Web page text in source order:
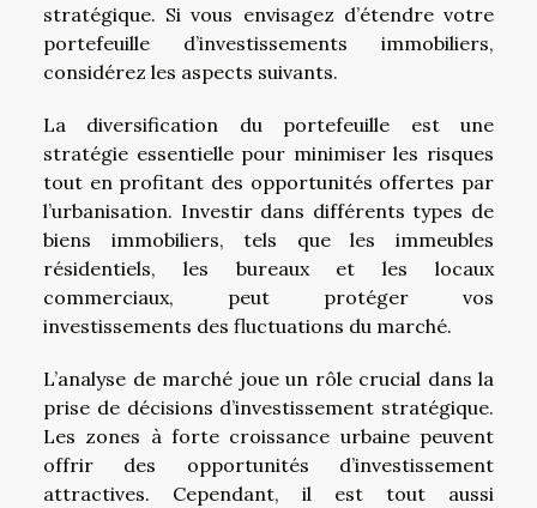
stratégique. Si vous envisagez d’étendre votre
portefeuille d’investissements immobiliers,
considérez les aspects suivants.
La diversification du portefeuille est une
stratégie essentielle pour minimiser les risques
tout en profitant des opportunités offertes par
l’urbanisation. Investir dans différents types de
biens immobiliers, tels que les immeubles
résidentiels, les bureaux et les locaux
commerciaux, peut protéger vos
investissements des fluctuations du marché.
L’analyse de marché joue un rôle crucial dans la
prise de décisions d’investissement stratégique.
Les zones à forte croissance urbaine peuvent
offrir des opportunités d’investissement
attractives. Cependant, il est tout aussi